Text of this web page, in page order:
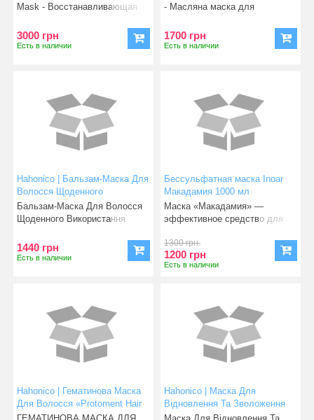
Mask - Восстанавливающая
3000 грн
Есть в наличии
- Масляна маска для
1700 грн
Есть в наличии
Hahonico | Бальзам-Маска Для
Волосся Щоденного
Використання«Kirame Rame
Maintecare Pack Daily» 240g
Бальзам-Маска Для Волосся
Щоденного Використання
1440 грн
Есть в наличии
Бессульфатная маска Inoar
Макадамия 1000 мл
Маска «Макадамия» —
эффективное средство для
1300 грн.
1200 грн
Есть в наличии
Hahonico | Гематинова Маска
Для Волосся «Protoment Hair
Treatment» 280g
Hahonico | Маска Для
Відновлення Та Зволоження
Волосся «KIRAMERAME